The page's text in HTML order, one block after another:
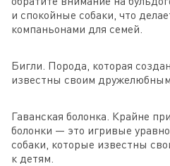
и спокойные собаки, что
компаньонами для семей.
Бигли. Порода, которая
известны своим
Гаванская болонка. Крайне
болонки — это игривые
собаки, которые известны
к детям.